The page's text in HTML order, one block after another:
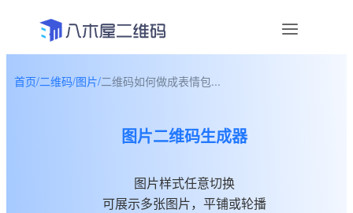
首页/二维码/图片/二维码如何做成表情包...
图片二维码生成器
图片样式任意切换
可展示多张图片，平铺或轮播